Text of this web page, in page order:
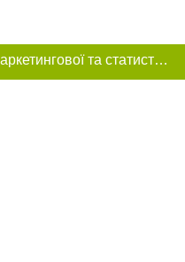
Цей сайт використовує «cookies». Також веб-сайт використовує інтернет-сервіс для збору технічних даних стосовно відвідувачів з метою отримання маркетингової та статистичної інформації. Умови обробки даних відвідувачів сайту див.